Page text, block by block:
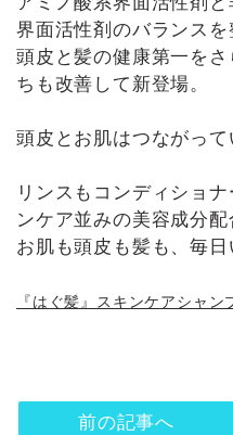
界面活性剤のバランスを
頭皮と髪の健康第一を
ちも改善して新登場。
頭皮とお肌はつながって
リンスもコンディショ
ンケア並みの美容成分
お肌も頭皮も髪も、毎日
『はぐ髪』スキンケアシャン
前の記事へ